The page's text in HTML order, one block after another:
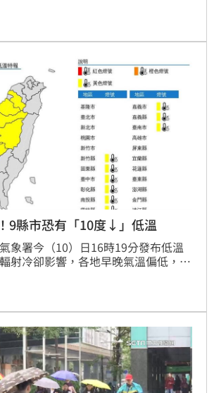
起火，疑切割廢棄鐵材時不慎引燃；
9縣市恐有「10度↓」低溫
象署今（10）日16時19分發布低溫
射冷卻影響，各地早晚氣溫偏低，明
生的機率，請注意。